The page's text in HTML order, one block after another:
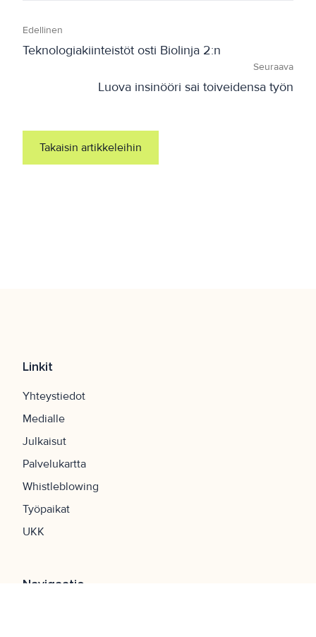
Edellinen
Teknologiakiinteistöt osti Biolinja 2:n
Seuraava
Luova insinööri sai toiveidensa työn
Takaisin artikkeleihin
Linkit
Yhteystiedot
Medialle
Julkaisut
Palvelukartta
Whistleblowing
Työpaikat
UKK
Navigaatio